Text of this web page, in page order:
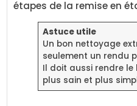
étapes de la remise en
Astuce utile
Un bon nettoyage
seulement un rendu
Il doit aussi rendre
plus sain et plus